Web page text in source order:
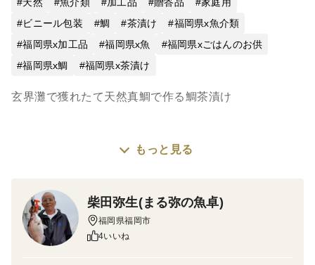
なるべく、そういったことを回避できるよう、
当店では予定日より一日早く予備日として発送させて頂く
場合もありますのでご了承ください
ビニール包装
鯛 茶漬け
福岡県x魚介類
福岡県x加工品
福岡県x魚
福岡県xごはんのお供
福岡県x鯛
福岡県x茶漬け
玄界灘で獲れたて天然真鯛で作る鯛茶漬け
▼品種・味の特徴・食べ方
もっと見る
柴田弥生(まる弥の魚卓)
福岡県福岡市
4いいね